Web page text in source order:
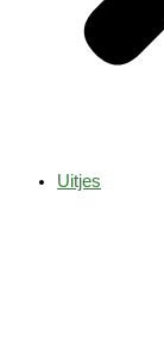
Uitjes